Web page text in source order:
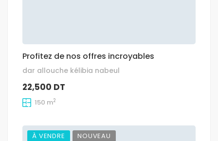
Profitez de nos offres incroyables
dar allouche kélibia nabeul
22,500 DT
150 m2
À VENDRE NOUVEAU